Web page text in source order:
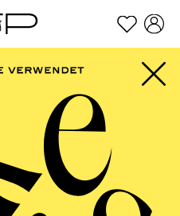
Zum Footer springen
2026